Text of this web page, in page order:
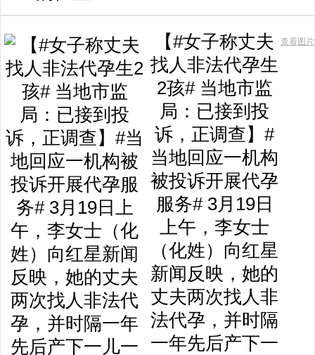
【#女子称丈夫
找人非法代孕生
2孩# 当地市监
局：已接到投
诉，正调查】#
当地回应一机构
被投诉开展代孕
服务# 3月19日
上午，李女士
（化姓）向红星
新闻反映，她的
丈夫两次找人非
法代孕，并时隔
一年先后产下一
查看图片